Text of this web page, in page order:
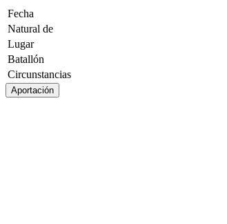
Fecha
Natural de
Lugar
Batallón
Circunstancias